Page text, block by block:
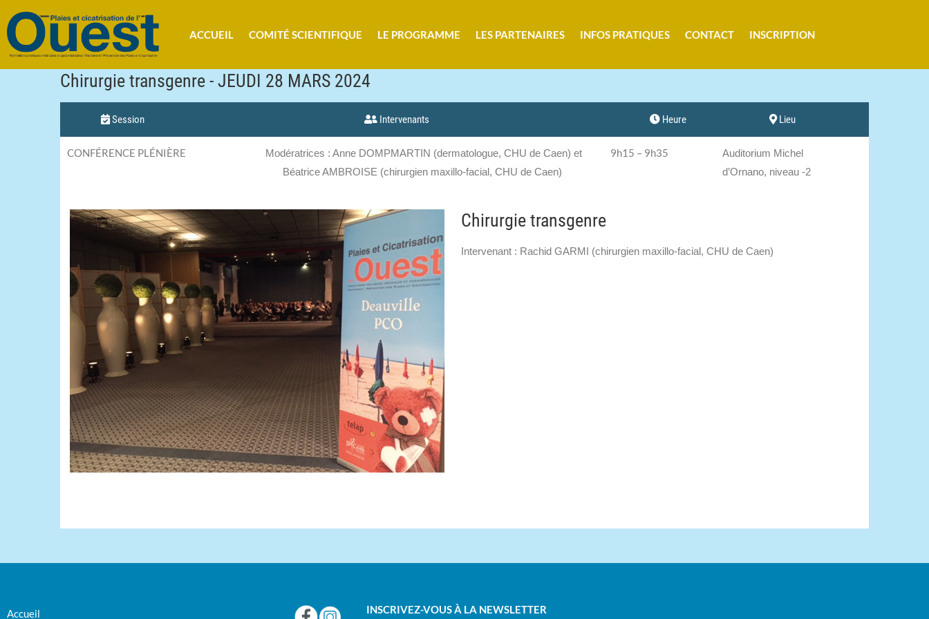
ACCUEIL COMITÉ SCIENTIFIQUE LE PROGRAMME LES PARTENAIRES INFOS PRATIQUES CONTACT INSCRIPTION
Chirurgie transgenre - JEUDI 28 MARS 2024
Session Intervenants Heure Lieu
CONFÉRENCE PLÉNIÈRE
Modératrices : Anne DOMPMARTIN (dermatologue, CHU de Caen) et
Béatrice AMBROISE (chirurgien maxillo-facial, CHU de Caen)
9h15 – 9h35
Auditorium Michel
d’Ornano, niveau -2
Chirurgie transgenre
Intervenant : Rachid GARMI (chirurgien maxillo-facial, CHU de Caen)
Accueil INSCRIVEZ-VOUS À LA NEWSLETTER